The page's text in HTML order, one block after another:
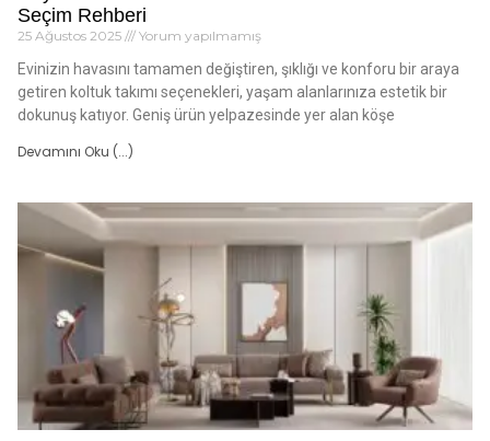
Seçim Rehberi
25 Ağustos 2025 Yorum yapılmamış
Evinizin havasını tamamen değiştiren, şıklığı ve konforu bir araya
getiren koltuk takımı seçenekleri, yaşam alanlarınıza estetik bir
dokunuş katıyor. Geniş ürün yelpazesinde yer alan köşe
Devamını Oku (...)